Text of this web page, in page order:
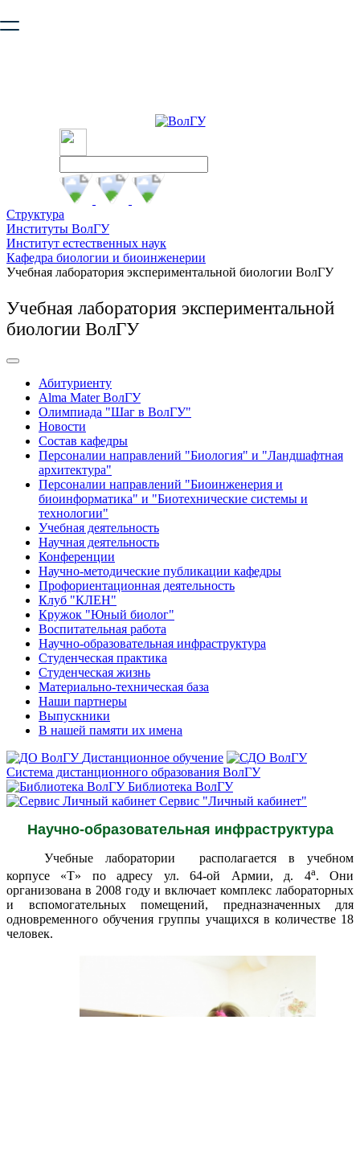
безопасную работу с сайтом. Пожалуйста
Структура
Институты ВолГУ
Институт естественных наук
Кафедра биологии и биоинженерии
Учебная лаборатория экспериментальной биологии ВолГУ
Учебная лаборатория экспериментальной
биологии ВолГУ
Абитуриенту
Alma Mater ВолГУ
Олимпиада "Шаг в ВолГУ"
Новости
Состав кафедры
Персоналии направлений "Биология" и "Ландшафтная
архитектура"
Персоналии направлений "Биоинженерия и
биоинформатика" и "Биотехнические системы и
технологии"
Учебная деятельность
Научная деятельность
Конференции
Научно-методические публикации кафедры
Профориентационная деятельность
Клуб "КЛЕН"
Кружок "Юный биолог"
Воспитательная работа
Научно-образовательная инфраструктура
Студенческая практика
Студенческая жизнь
Материально-техническая база
Наши партнеры
Выпускники
В нашей памяти их имена
Дистанционное обучение
Система дистанционного образования ВолГУ
Библиотека ВолГУ
Сервис "Личный кабинет"
Научно-образовательная инфраструктура
Учебные лаборатории располагается в учебном
корпусе «Т» по адресу ул. 64-ой Армии, д. 4а. Они
организована в 2008 году и включает комплекс лабораторных
и вспомогательных помещений, предназначенных для
одновременного обучения группы учащихся в количестве 18
человек.